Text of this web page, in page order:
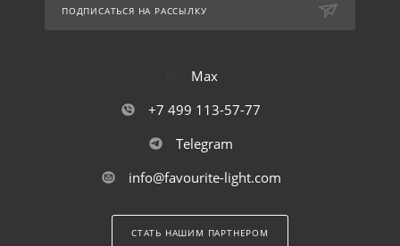
ПОДПИСАТЬСЯ НА РАССЫЛКУ
Max
+7 499 113-57-77
Telegram
info@favourite-light.com
СТАТЬ НАШИМ ПАРТНЕРОМ